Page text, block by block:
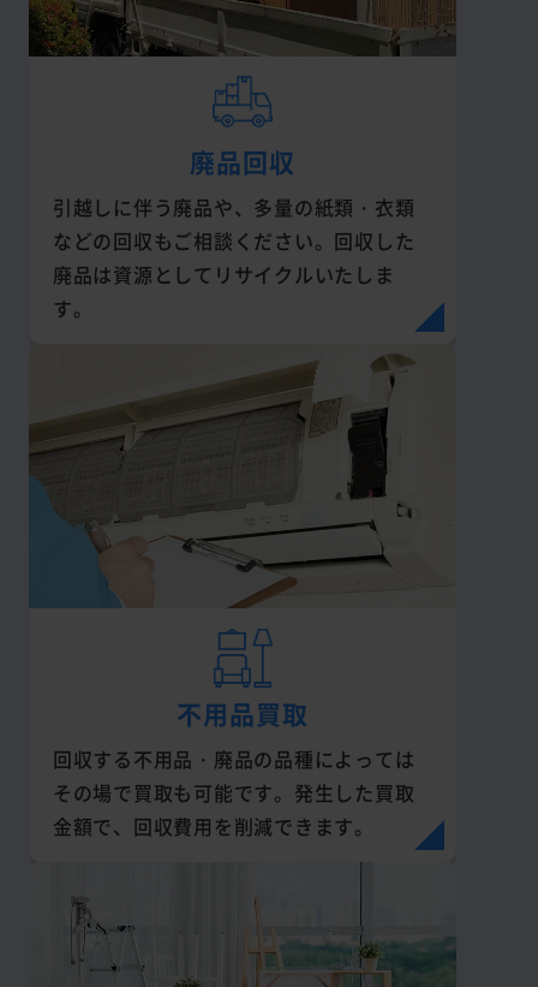
廃品回収
引越しに伴う廃品や、多量の紙類・衣類
などの回収もご相談ください。回収した
廃品は資源としてリサイクルいたしま
す。
不用品買取
回収する不用品・廃品の品種によっては
その場で買取も可能です。発生した買取
金額で、回収費用を削減できます。